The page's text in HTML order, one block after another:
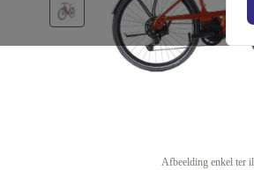
Afbeelding enkel ter